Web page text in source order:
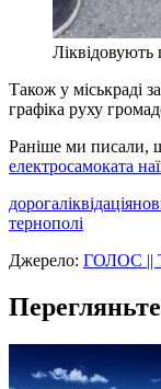
Ліквідовують
Також у міськраді
графіка руху
Раніше ми писали,
електросамоката
дорогаліквідація
тернополі
Джерело: ГОЛОС ||